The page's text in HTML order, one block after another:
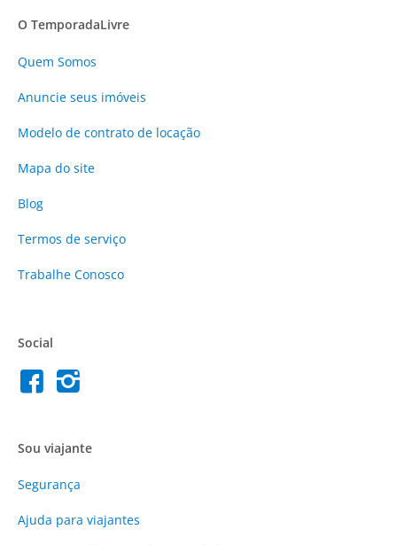
O TemporadaLivre
Quem Somos
Anuncie seus imóveis
Modelo de contrato de locação
Mapa do site
Blog
Termos de serviço
Trabalhe Conosco
Social
Sou viajante
Segurança
Ajuda para viajantes